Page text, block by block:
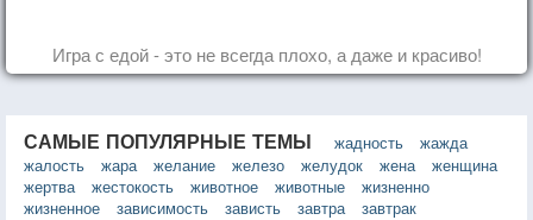
Игра с едой - это не всегда плохо, а даже и красиво!
САМЫЕ ПОПУЛЯРНЫЕ ТЕМЫ жадность
жажда
жалость
жара желание железо желудок жена
женщина
жертва
жестокость животное животные
жизненно
жизненное
зависимость зависть завтра
завтрак